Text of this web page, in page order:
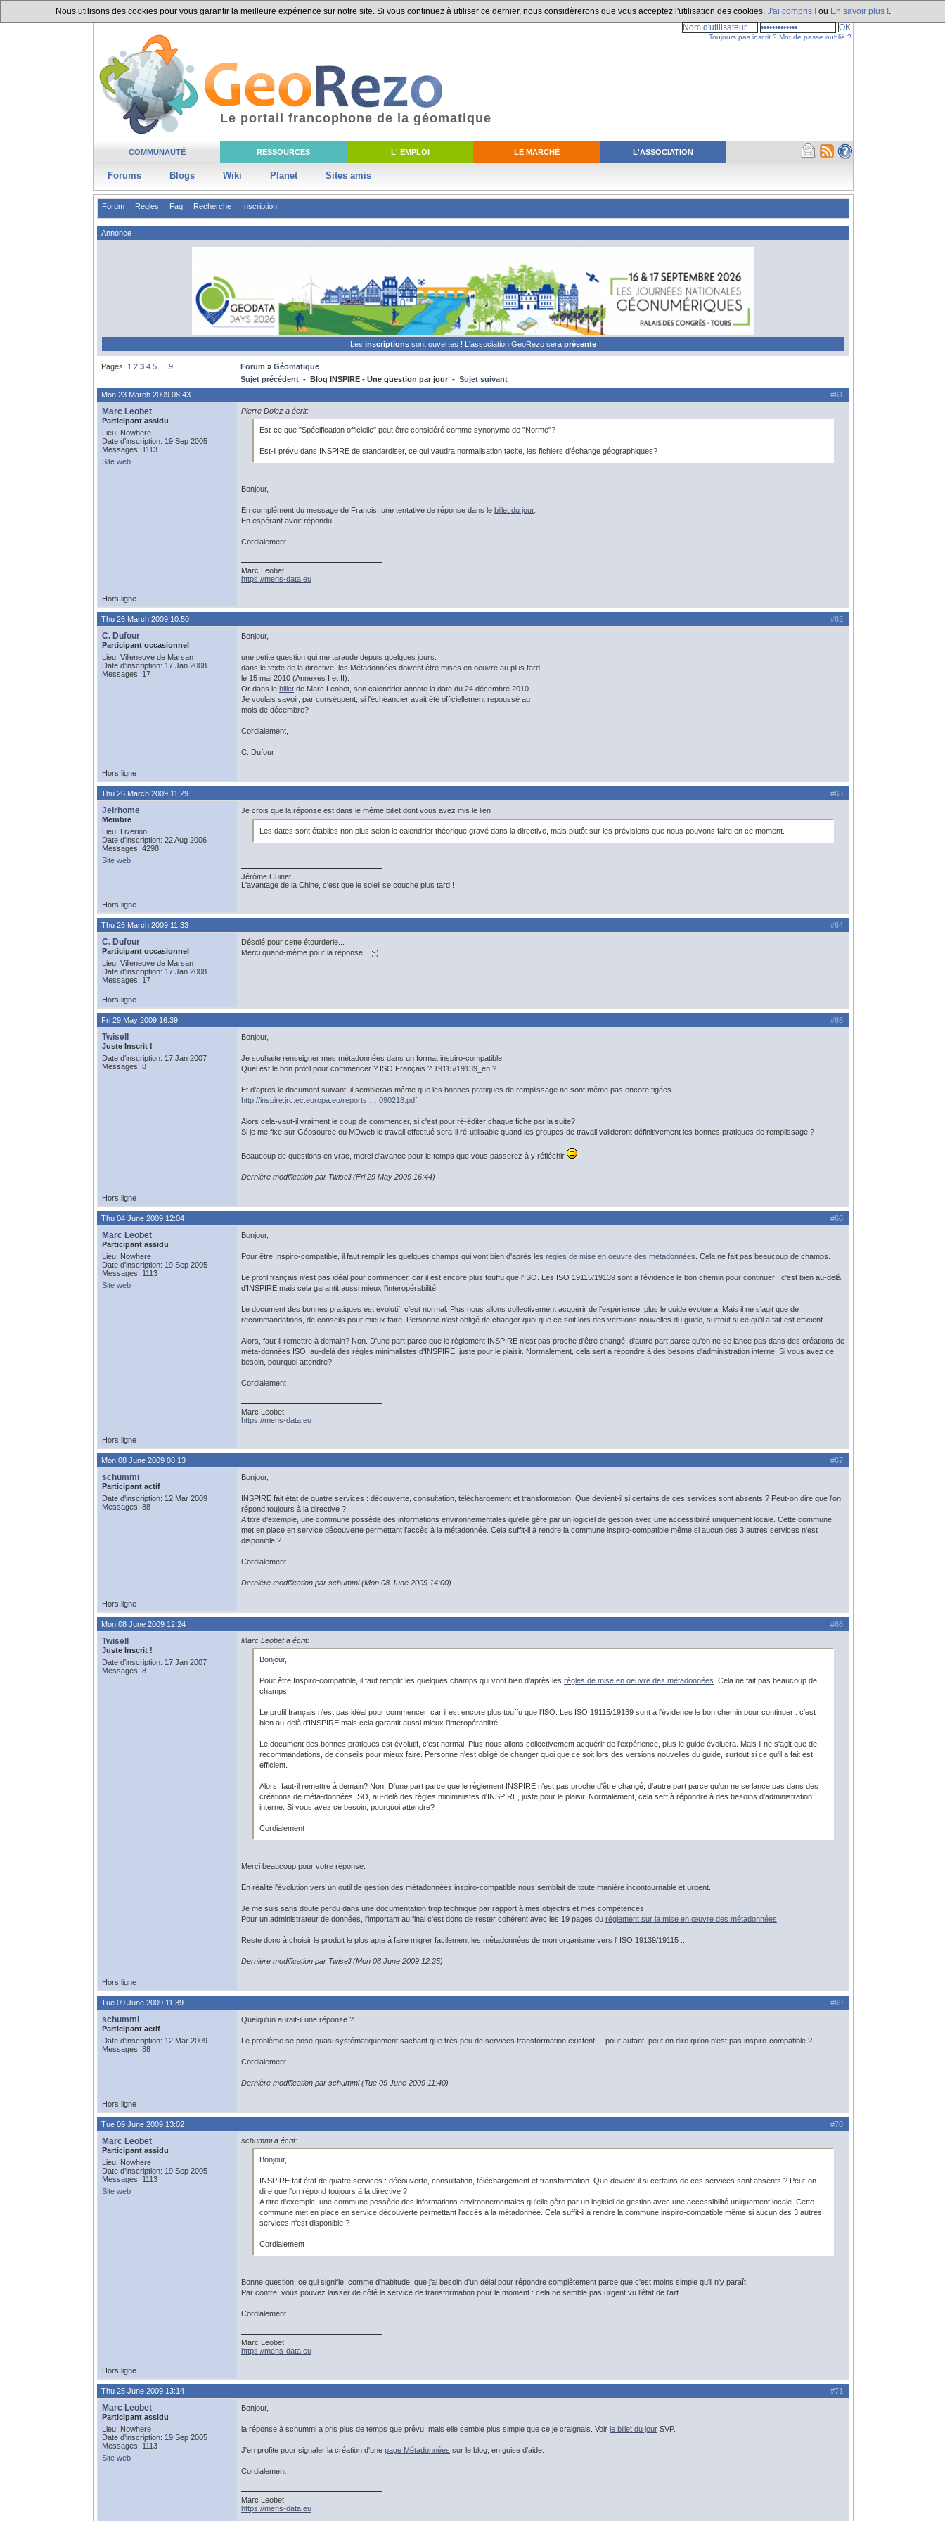
Nous utilisons des cookies pour vous garantir la meilleure expérience sur notre site. Si vous continuez à utiliser ce dernier, nous considèrerons que vous acceptez l'utilisation des cookies. J'ai compris ! ou En savoir plus !
COMMUNAUTÉ RESSOURCES L' EMPLOI LE MARCHÉ L'ASSOCIATION
Forums Blogs Wiki Planet Sites amis
Le portail francophone de la géomatique
Toujours pas inscrit ? Mot de passe oublié ?
Forum Règles Faq Recherche Inscription
Annonce
Les inscriptions sont ouvertes ! L'association GeoRezo sera présente
Pages: 1 2 3 4 5 9 Forum » Géomatique
Sujet précédent - Blog INSPIRE - Une question par jour - Sujet suivant
#61
Mon 23 March 2009 08:43
Marc Leobet
Participant assidu
Lieu: Nowhere
Date d'inscription: 19 Sep 2005
Messages: 1113
Site web
Pierre Dolez a écrit:
Est-ce que "Spécification officielle" peut être considéré comme synonyme de "Norme"?
Est-il prévu dans INSPIRE de standardiser, ce qui vaudra normalisation tacite, les fichiers d'échange géographiques?
Bonjour,
En complément du message de Francis, une tentative de réponse dans le billet du jour.
En espérant avoir répondu...
Cordialement
Marc Leobet
https://mens-data.eu
Hors ligne
#62
Thu 26 March 2009 10:50
C. Dufour
Participant occasionnel
Lieu: Villeneuve de Marsan
Date d'inscription: 17 Jan 2008
Messages: 17
Bonjour,
une petite question qui me taraude depuis quelques jours:
dans le texte de la directive, les Métadonnées doivent être mises en oeuvre au plus tard
le 15 mai 2010 (Annexes I et II).
Or dans le billet de Marc Leobet, son calendrier annote la date du 24 décembre 2010.
Je voulais savoir, par conséquent, si l'échéancier avait été officiellement repoussé au
mois de décembre?
Cordialement,
C. Dufour
Hors ligne
#63
Thu 26 March 2009 11:29
Jeirhome
Membre
Lieu: Liverion
Date d'inscription: 22 Aug 2006
Messages: 4298
Site web
Je crois que la réponse est dans le même billet dont vous avez mis le lien :
Les dates sont établies non plus selon le calendrier théorique gravé dans la directive, mais plutôt sur les prévisions que nous pouvons faire en ce moment.
Jérôme Cuinet
L'avantage de la Chine, c'est que le soleil se couche plus tard !
Hors ligne
#64
Thu 26 March 2009 11:33
C. Dufour
Participant occasionnel
Lieu: Villeneuve de Marsan
Date d'inscription: 17 Jan 2008
Messages: 17
Désolé pour cette étourderie...
Merci quand-même pour la réponse... ;-)
Hors ligne
#65
Fri 29 May 2009 16:39
Twisell
Juste Inscrit !
Date d'inscription: 17 Jan 2007
Messages: 8
Bonjour,
Je souhaite renseigner mes métadonnées dans un format inspiro-compatible.
Quel est le bon profil pour commencer ? ISO Français ? 19115/19139_en ?
Et d'après le document suivant, il semblerais même que les bonnes pratiques de remplissage ne sont même pas encore figées.
http://inspire.jrc.ec.europa.eu/reports … 090218.pdf
Alors cela-vaut-il vraiment le coup de commencer, si c'est pour ré-éditer chaque fiche par la suite?
Si je me fixe sur Géosource ou MDweb le travail effectué sera-il ré-utilisable quand les groupes de travail valideront définitivement les bonnes pratiques de remplissage ?
Beaucoup de questions en vrac, merci d'avance pour le temps que vous passerez à y réfléchir
Dernière modification par Twisell (Fri 29 May 2009 16:44)
Hors ligne
#66
Thu 04 June 2009 12:04
Marc Leobet
Participant assidu
Lieu: Nowhere
Date d'inscription: 19 Sep 2005
Messages: 1113
Site web
Bonjour,
Pour être Inspiro-compatible, il faut remplir les quelques champs qui vont bien d'après les règles de mise en oeuvre des métadonnées . Cela ne fait pas beaucoup de champs.
Le profil français n'est pas idéal pour commencer, car il est encore plus touffu que l'ISO. Les ISO 19115/19139 sont à l'évidence le bon chemin pour continuer : c'est bien au-delà
d'INSPIRE mais cela garantit aussi mieux l'interopérabilité.
Le document des bonnes pratiques est évolutif, c'est normal. Plus nous allons collectivement acquérir de l'expérience, plus le guide évoluera. Mais il ne s'agit que de
recommandations, de conseils pour mieux faire. Personne n'est obligé de changer quoi que ce soit lors des versions nouvelles du guide, surtout si ce qu'il a fait est efficient.
Alors, faut-il remettre à demain? Non. D'une part parce que le règlement INSPIRE n'est pas proche d'être changé, d'autre part parce qu'on ne se lance pas dans des créations de
méta-données ISO, au-delà des règles minimalistes d'INSPIRE, juste pour le plaisir. Normalement, cela sert à répondre à des besoins d'administration interne. Si vous avez ce
besoin, pourquoi attendre?
Cordialement
Marc Leobet
https://mens-data.eu
Hors ligne
#67
Mon 08 June 2009 08:13
schummi
Participant actif
Date d'inscription: 12 Mar 2009
Messages: 88
Bonjour,
INSPIRE fait état de quatre services : découverte, consultation, téléchargement et transformation. Que devient-il si certains de ces services sont absents ? Peut-on dire que l'on
répond toujours à la directive ?
A titre d'exemple, une commune possède des informations environnementales qu'elle gère par un logiciel de gestion avec une accessibilité uniquement locale. Cette commune
met en place en service découverte permettant l'accès à la métadonnée. Cela suffit-il à rendre la commune inspiro-compatible même si aucun des 3 autres services n'est
disponible ?
Cordialement
Dernière modification par schummi (Mon 08 June 2009 14:00)
Hors ligne
#68
Mon 08 June 2009 12:24
Twisell
Juste Inscrit !
Date d'inscription: 17 Jan 2007
Messages: 8
Marc Leobet a écrit:
Bonjour,
Pour être Inspiro-compatible, il faut remplir les quelques champs qui vont bien d'après les règles de mise en oeuvre des métadonnées . Cela ne fait pas beaucoup de
champs.
Le profil français n'est pas idéal pour commencer, car il est encore plus touffu que l'ISO. Les ISO 19115/19139 sont à l'évidence le bon chemin pour continuer : c'est
bien au-delà d'INSPIRE mais cela garantit aussi mieux l'interopérabilité.
Le document des bonnes pratiques est évolutif, c'est normal. Plus nous allons collectivement acquérir de l'expérience, plus le guide évoluera. Mais il ne s'agit que de
recommandations, de conseils pour mieux faire. Personne n'est obligé de changer quoi que ce soit lors des versions nouvelles du guide, surtout si ce qu'il a fait est
efficient.
Alors, faut-il remettre à demain? Non. D'une part parce que le règlement INSPIRE n'est pas proche d'être changé, d'autre part parce qu'on ne se lance pas dans des
créations de méta-données ISO, au-delà des règles minimalistes d'INSPIRE, juste pour le plaisir. Normalement, cela sert à répondre à des besoins d'administration
interne. Si vous avez ce besoin, pourquoi attendre?
Cordialement
Merci beaucoup pour votre réponse.
En réalité l'évolution vers un outil de gestion des métadonnées inspiro-compatible nous semblait de toute manière incontournable et urgent.
Je me suis sans doute perdu dans une documentation trop technique par rapport à mes objectifs et mes compétences.
Pour un administrateur de données, l'important au final c'est donc de rester cohérent avec les 19 pages du règlement sur la mise en œuvre des métadonnées
Reste donc à choisir le produit le plus apte à faire migrer facilement les métadonnées de mon organisme vers l' ISO 19139/19115 ...
Dernière modification par Twisell (Mon 08 June 2009 12:25)
Hors ligne
#69
Tue 09 June 2009 11:39
schummi
Participant actif
Date d'inscription: 12 Mar 2009
Messages: 88
Quelqu'un aurait-il une réponse ?
Le problème se pose quasi systématiquement sachant que très peu de services transformation existent ... pour autant, peut on dire qu'on n'est pas inspiro-compatible ?
Cordialement
Dernière modification par schummi (Tue 09 June 2009 11:40)
Hors ligne
#70
Tue 09 June 2009 13:02
Marc Leobet
Participant assidu
Lieu: Nowhere
Date d'inscription: 19 Sep 2005
Messages: 1113
Site web
schummi a écrit:
Bonjour,
INSPIRE fait état de quatre services : découverte, consultation, téléchargement et transformation. Que devient-il si certains de ces services sont absents ? Peut-on
dire que l'on répond toujours à la directive ?
A titre d'exemple, une commune possède des informations environnementales qu'elle gère par un logiciel de gestion avec une accessibilité uniquement locale. Cette
commune met en place en service découverte permettant l'accès à la métadonnée. Cela suffit-il à rendre la commune inspiro-compatible même si aucun des 3 autres
services n'est disponible ?
Cordialement
Bonne question, ce qui signifie, comme d'habitude, que j'ai besoin d'un délai pour répondre complètement parce que c'est moins simple qu'il n'y paraît.
Par contre, vous pouvez laisser de côté le service de transformation pour le moment : cela ne semble pas urgent vu l'état de l'art.
Cordialement
Marc Leobet
https://mens-data.eu
Hors ligne
#71
Thu 25 June 2009 13:14
Marc Leobet
Participant assidu
Lieu: Nowhere
Date d'inscription: 19 Sep 2005
Messages: 1113
Site web
Bonjour,
la réponse à schummi a pris plus de temps que prévu, mais elle semble plus simple que ce je craignais. Voir le billet du jour SVP.
J'en profite pour signaler la création d'une page Métadonnées sur le blog, en guise d'aide.
Cordialement
Marc Leobet
https://mens-data.eu